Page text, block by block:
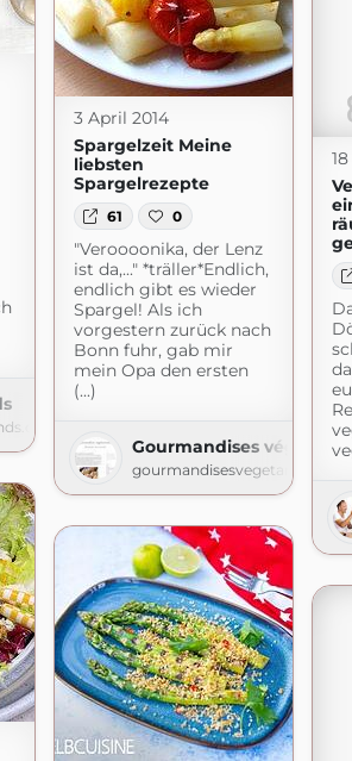
3 April 2014
Spargelzeit Meine
liebsten
Spargelrezepte
61 0
"Veroooonika, der Lenz
ist da,..." *träller*Endlich,
endlich gibt es wieder
Spargel! Als ich
vorgestern zurück nach
Bonn fuhr, gab mir
mein Opa den ersten
(...)
Gourmandises